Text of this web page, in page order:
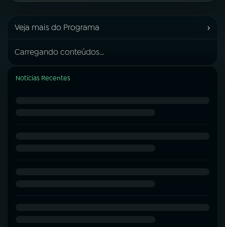
Veja mais do Programa ›
Carregando conteúdos...
Notícias Recentes